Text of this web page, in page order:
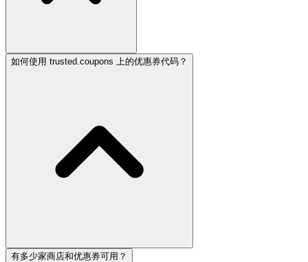
如何使用 trusted.coupons 上的优惠券代码？
有多少家商店和优惠券可用？